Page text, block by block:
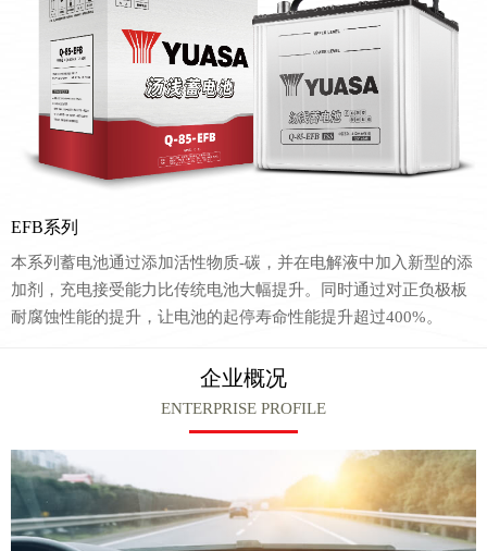
EFB系列
本系列蓄电池通过添加活性物质-碳，并在电解液中加入新型的添
加剂，充电接受能力比传统电池大幅提升。同时通过对正负极板
耐腐蚀性能的提升，让电池的起停寿命性能提升超过400%。
企业概况
ENTERPRISE PROFILE